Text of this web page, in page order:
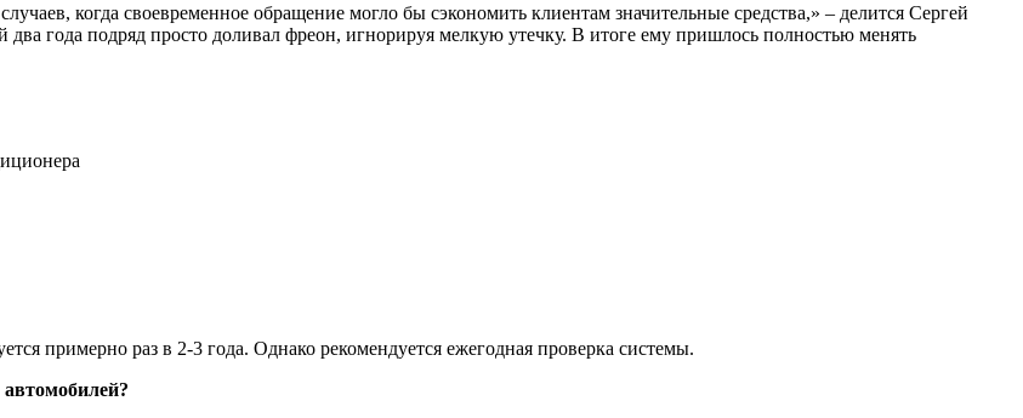
когда своевременное обращение могло бы сэкономить клиентам значительные средства,» – делится Сергей
года подряд просто доливал фреон, игнорируя мелкую утечку. В итоге ему пришлось полностью менять
примерно раз в 2-3 года. Однако рекомендуется ежегодная проверка системы.